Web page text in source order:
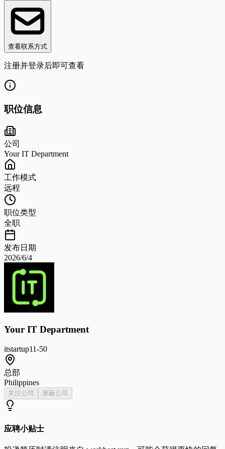
查看联系方式
注册并登录后即可查看
职位信息
公司
Your IT Department
工作模式
远程
职位类型
全职
发布日期
2026/6/4
Your IT Department
itstartup11-50
总部
Philippines
关注公司 屏蔽公司
应聘小贴士